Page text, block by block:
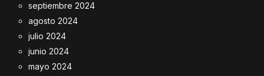
septiembre 2024
agosto 2024
julio 2024
junio 2024
mayo 2024